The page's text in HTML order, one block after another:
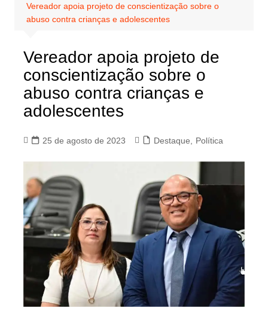
Vereador apoia projeto de conscientização sobre o
abuso contra crianças e adolescentes
Vereador apoia projeto de
conscientização sobre o
abuso contra crianças e
adolescentes
25 de agosto de 2023 Destaque Política